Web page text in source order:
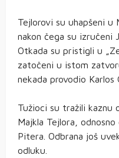
Tejlorovi su uhapšeni u
nakon čega su izručeni
Otkada su pristigli u
zatočeni u istom
nekada provodio Karlos
Tužioci su tražili kaznu
Majkla Tejlora,
Pitera. Odbrana još
odluku.